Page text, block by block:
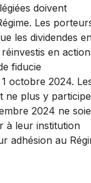
doivent
Les
les dividendes
en
fiducie
octobre 2024.
ne plus y
2024 ne
à leur institution
adhésion au